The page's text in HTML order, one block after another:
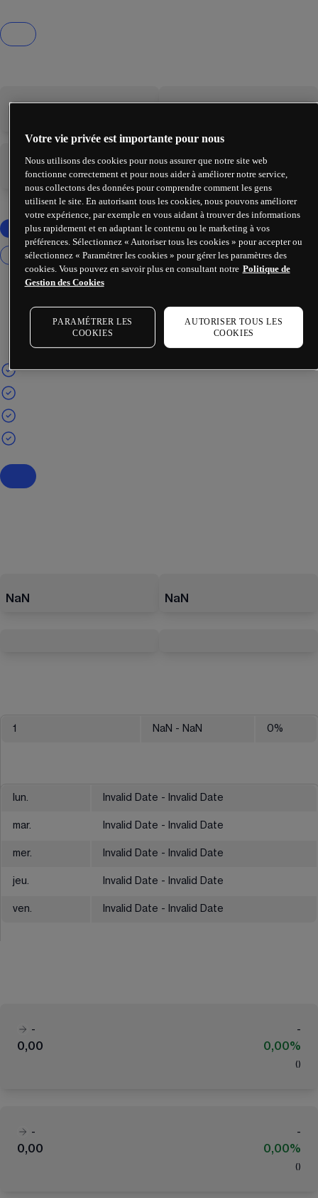
-
NaN NaN
1 NaN - NaN 0%
lun. Invalid Date - Invalid Date
mar. Invalid Date - Invalid Date
mer. Invalid Date - Invalid Date
jeu. Invalid Date - Invalid Date
ven. Invalid Date - Invalid Date
-
-
0,00
0,00%
( )
-
-
0,00
0,00%
( )
Votre vie privée est importante pour nous
Nous utilisons des cookies pour nous assurer que notre site web
fonctionne correctement et pour nous aider à améliorer notre service,
nous collectons des données pour comprendre comment les gens
utilisent le site. En autorisant tous les cookies, nous pouvons améliorer
votre expérience, par exemple en vous aidant à trouver des informations
plus rapidement et en adaptant le contenu ou le marketing à vos
préférences. Sélectionnez « Autoriser tous les cookies » pour accepter ou
sélectionnez « Paramétrer les cookies » pour gérer les paramètres des
cookies. Vous pouvez en savoir plus en consultant notre Politique de
Gestion des Cookies
PARAMÉTRER LES
COOKIES
AUTORISER TOUS LES
COOKIES